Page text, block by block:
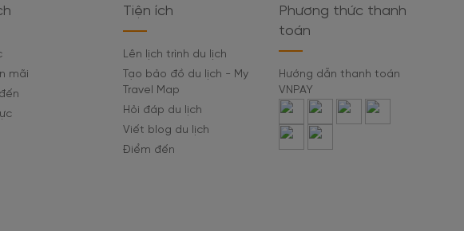
mãi
Tiện ích
Lên lịch trình du lịch
Tạo bảo đồ du lịch - My
Travel Map
Hỏi đáp du lịch
Viết blog du lịch
Điểm đến
Phương thức thanh
toán
Hướng dẫn thanh toán
VNPAY